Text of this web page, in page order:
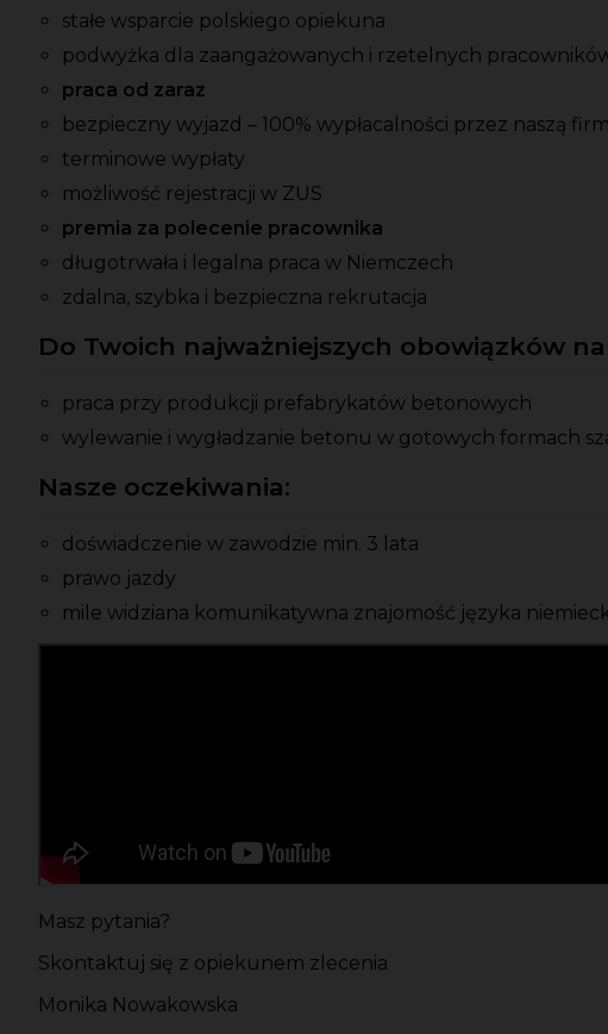
stałe wsparcie polskiego opiekuna
podwyżka dla zaangażowanych i rzetelnych
praca od zaraz
bezpieczny wyjazd – 100% wypłacalności przez naszą
terminowe wypłaty
możliwość rejestracji w ZUS
premia za polecenie pracownika
długotrwała i legalna praca w Niemczech
zdalna, szybka i bezpieczna rekrutacja
Do Twoich najważniejszych obowiązków
praca przy produkcji prefabrykatów betonowych
wylewanie i wygładzanie betonu w gotowych formach
Nasze oczekiwania:
doświadczenie w zawodzie min. 3 lata
prawo jazdy
mile widziana komunikatywna znajomość języka
Masz pytania?
Skontaktuj się z opiekunem zlecenia
Monika Nowakowska